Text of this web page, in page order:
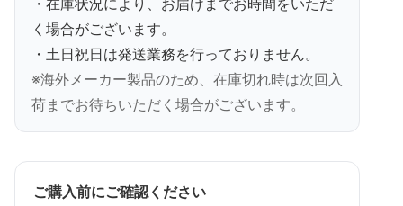
く場合がございます。
・土日祝日は発送業務を行っておりません。
※海外メーカー製品のため、在庫切れ時は次回入
荷までお待ちいただく場合がございます。
ご購入前にご確認ください